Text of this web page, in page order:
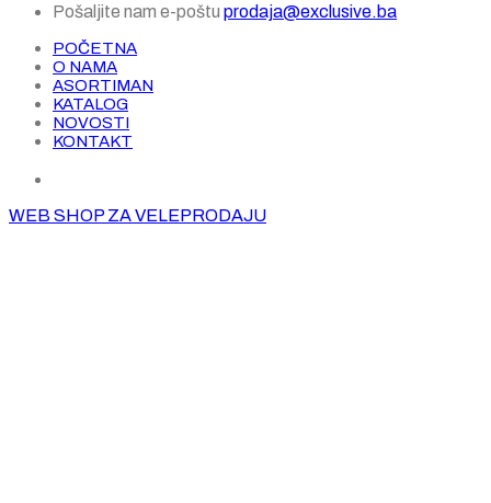
Pošaljite nam e-poštu prodaja@exclusive.ba
POČETNA
O NAMA
ASORTIMAN
KATALOG
NOVOSTI
KONTAKT
WEB SHOP ZA VELEPRODAJU